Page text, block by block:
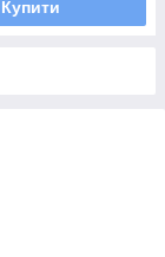
Купити